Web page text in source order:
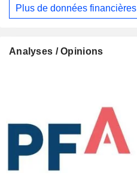
Plus de données financières
Analyses / Opinions